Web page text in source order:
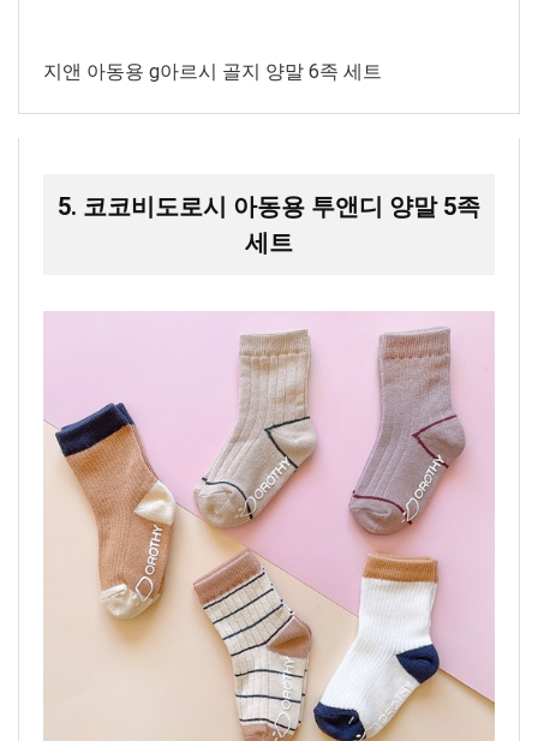
지앤 아동용 g아르시 골지 양말 6족 세트
5. 코코비도로시 아동용 투앤디 양말 5족
세트